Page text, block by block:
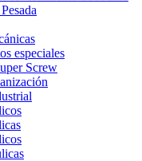
especiales
Screw